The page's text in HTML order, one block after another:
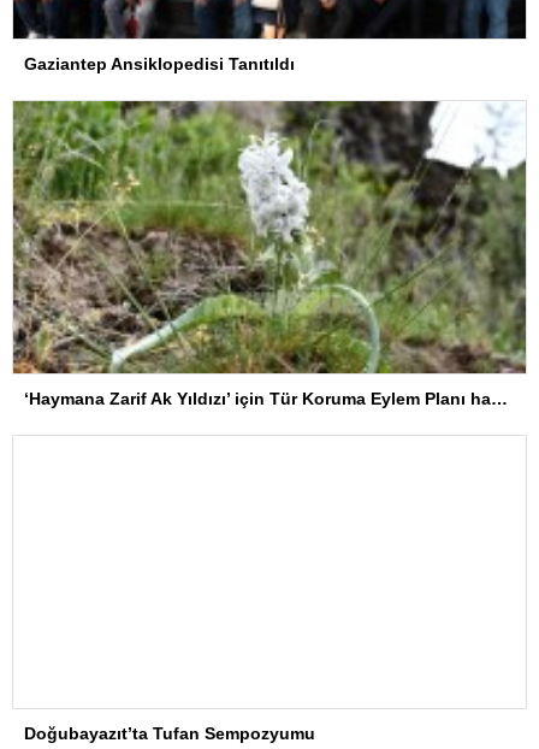
Gaziantep Ansiklopedisi Tanıtıldı
‘Haymana Zarif Ak Yıldızı’ için Tür Koruma Eylem Planı hayata geçirildi
Doğubayazıt’ta Tufan Sempozyumu